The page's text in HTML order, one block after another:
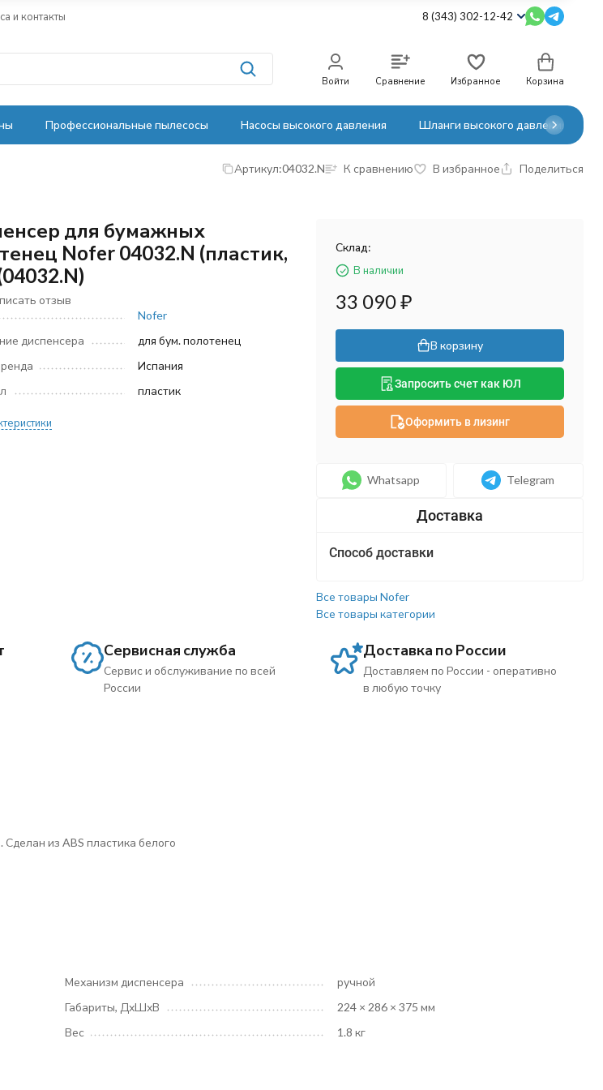
и контакты 8 (343) 302-12-42
Войти Сравнение Избранное Корзина
Профессиональные пылесосы Насосы высокого давления Шланги высокого давления
Артикул:04032.N К сравнению В избранное Поделиться
для бумажных
Nofer 04032.N (пластик,
отзыв
Nofer
диспенсера
для бум. полотенец
Испания
пластик
Склад:
В наличии
33 090₽
В корзину
Запросить счет как ЮЛ
Оформить в лизинг
Whatsapp Telegram
Способ доставки
Все товары Nofer
Все товары категории
Сервисная служба
Сервис и обслуживание по всей
России
Доставка по России
Доставляем по России - оперативно
в любую точку
из ABS пластика белого
Механизм диспенсера
ручной
Габариты, ДхШхВ
224 × 286 × 375 мм
Вес
1.8 кг